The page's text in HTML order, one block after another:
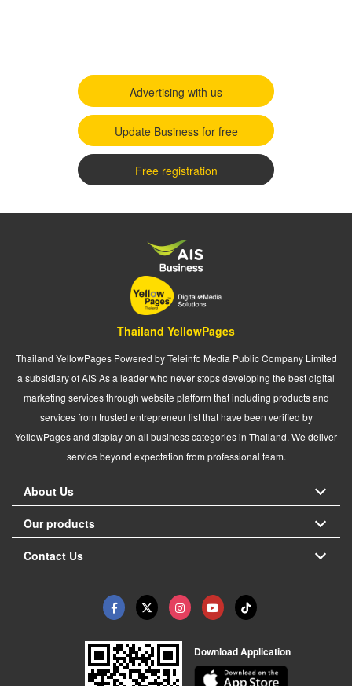
Advertising with us
Update Business for free
Free registration
Thailand YellowPages
Thailand YellowPages Powered by Teleinfo Media Public Company Limited
a subsidiary of AIS As a leader who never stops developing the best digital
marketing services through website platform that including products and
services from trusted entrepreneur list that have been verified by
YellowPages and display on all business categories in Thailand. We deliver
service beyond expectation from professional team.
About Us
Our products
Contact Us
Download Application